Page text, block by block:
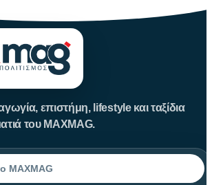
επιστήμη, lifestyle και ταξίδια
του MAXMAG.